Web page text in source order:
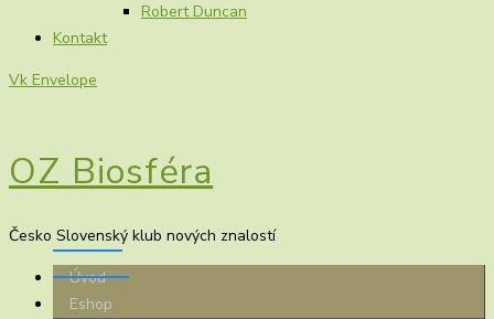
Robert Duncan
Kontakt
Vk Envelope
OZ Biosféra
Česko Slovenský klub nových znalostí
Úvod
Eshop